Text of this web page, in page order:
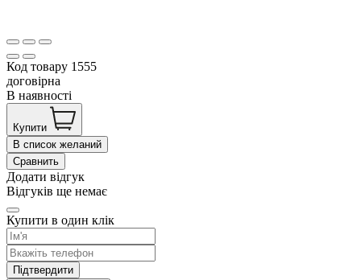
Код товару 1555
договірна
В наявності
Купити
В список желаний
Сравнить
Додати відгук
Відгуків ще немає
Купити в один клік
Підтвердити